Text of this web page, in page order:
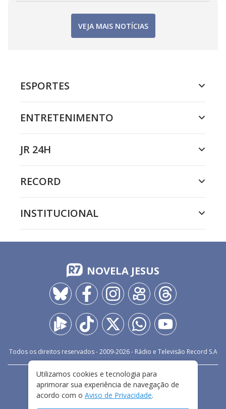
VEJA MAIS NOTÍCIAS
ESPORTES
ENTRETENIMENTO
JR 24H
RECORD
INSTITUCIONAL
NOVELA JESUS
Todos os direitos reservados - 2009-2026- Rádio e Televisão Record S.A
FALE CONOSCO
PRIVACIDADE
TERMOS E CONDIÇÕES DE USO
Utilizamos cookies e tecnologia para
aprimorar sua experiência de navegação de
acordo com o Aviso de Privacidade.